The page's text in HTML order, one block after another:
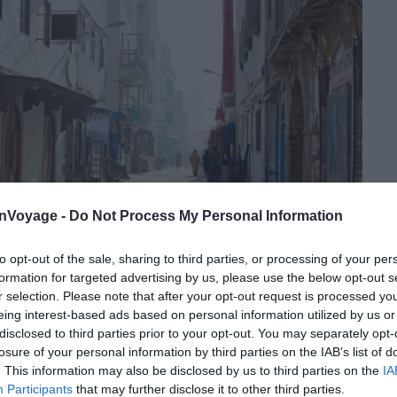
- Do Not Process My Personal Information
opt-out of the sale, sharing to third parties, or processing of your
for targeted advertising by us, please use the below opt-out
selection. Please note that after your opt-out request is processed
interest-based ads based on personal information utilized by us
to third parties prior to your opt-out. You may separately
of your personal information by third parties on the IAB’s list of
This information may also be disclosed by us to third parties on the
Participants that may further disclose it to other third parties.
Crédit photo : Shutterstock / Nella
de l’ambiance marocaine typique. Et quoi de
de la Médina pour partir à la rencontre des
en petits restaurants, entre achats et dégustations
sortes de souvenirs et cadeaux : épices, olives,